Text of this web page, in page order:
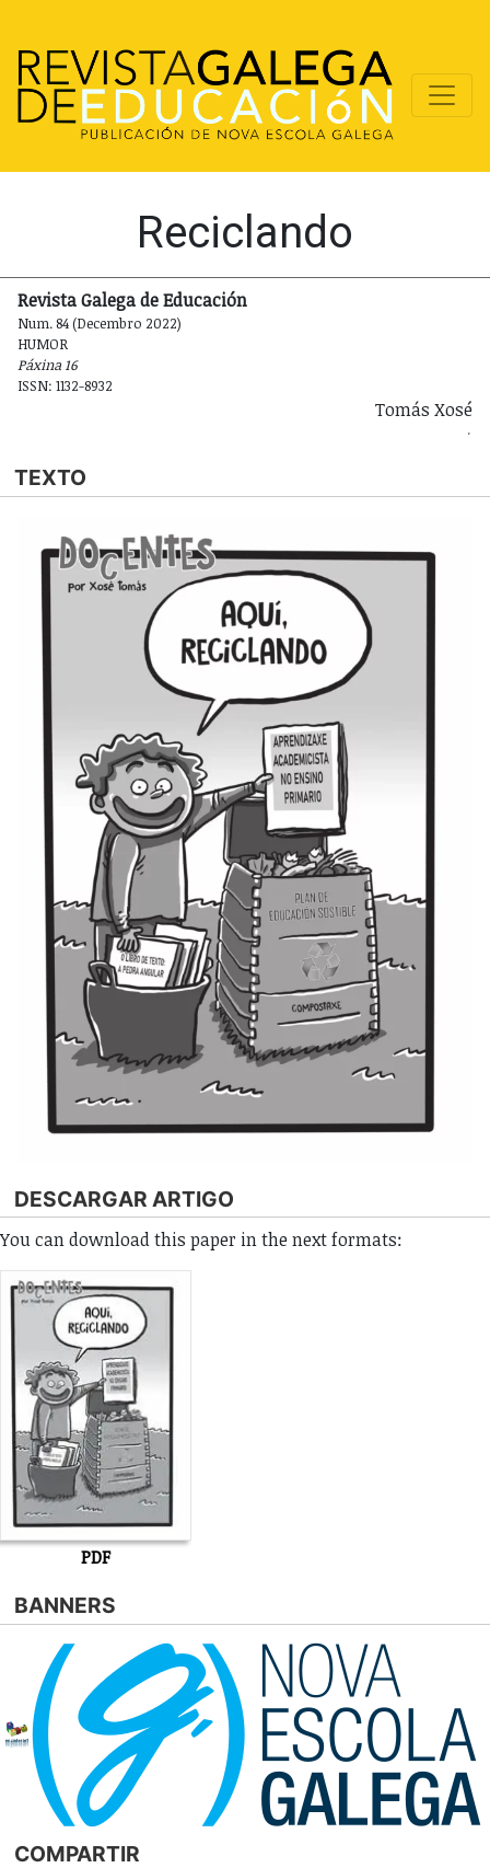
Reciclando
Revista Galega de Educación
Num. 84 (Decembro 2022)
HUMOR
Páxina 16
ISSN: 1132-8932
Tomás Xosé
TEXTO
DESCARGAR ARTIGO
You can download this paper in the next formats:
PDF
BANNERS
COMPARTIR